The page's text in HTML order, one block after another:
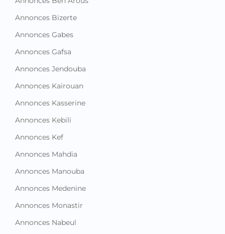
Annonces Bizerte
Annonces Gabes
Annonces Gafsa
Annonces Jendouba
Annonces Kairouan
Annonces Kasserine
Annonces Kebili
Annonces Kef
Annonces Mahdia
Annonces Manouba
Annonces Medenine
Annonces Monastir
Annonces Nabeul